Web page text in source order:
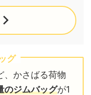
グ
、かさばる荷物
のジムバッグが1